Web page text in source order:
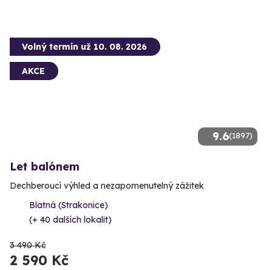
9.6(1897)
Volný termín už 10. 08. 2026
AKCE
Let balónem
Dechberoucí výhled a nezapomenutelný zážitek
Blatná (Strakonice)
(+ 40 dalších lokalit)
3 490 Kč
2 590 Kč